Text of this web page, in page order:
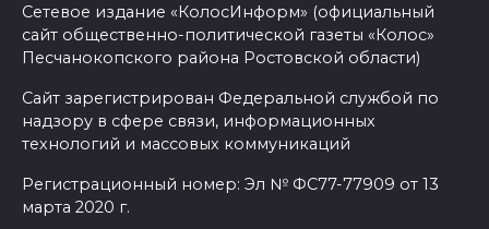
Сетевое издание «КолосИнформ» (официальный
сайт общественно-политической газеты «Колос»
Песчанокопского района Ростовской области)
Сайт зарегистрирован Федеральной службой по
надзору в сфере связи, информационных
технологий и массовых коммуникаций
Регистрационный номер: Эл № ФС77-77909 от 13
марта 2020 г.